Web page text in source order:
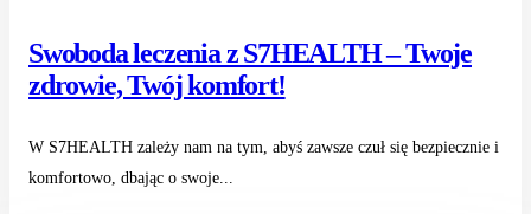
Swoboda leczenia z S7HEALTH – Twoje
zdrowie, Twój komfort!
W S7HEALTH zależy nam na tym, abyś zawsze czuł się bezpiecznie i
komfortowo, dbając o swoje...